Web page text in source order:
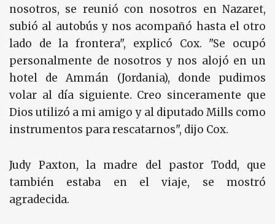
nosotros, se reunió con nosotros en Nazaret,
subió al autobús y nos acompañó hasta el otro
lado de la frontera", explicó Cox. "Se ocupó
personalmente de nosotros y nos alojó en un
hotel de Ammán (Jordania), donde pudimos
volar al día siguiente. Creo sinceramente que
Dios utilizó a mi amigo y al diputado Mills como
instrumentos para rescatarnos", dijo Cox.
Judy Paxton, la madre del pastor Todd, que
también estaba en el viaje, se mostró
agradecida.